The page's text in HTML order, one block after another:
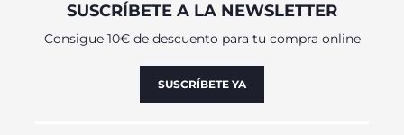
SUSCRÍBETE A LA NEWSLETTER
Consigue 10€ de descuento para tu compra online
SUSCRÍBETE YA